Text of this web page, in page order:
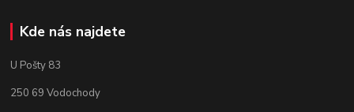
Kde nás najdete
U Pošty 83
250 69 Vodochody